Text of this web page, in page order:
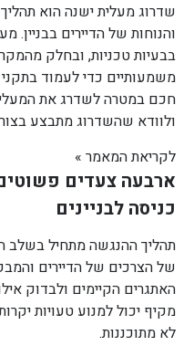
שדרוג מעלית ישנה הוא
והנוחות של הדיירים בבניין.
בבעיות טכניות, ובחלק
משמעותיים כדי לעמוד בתקני
חכם במטרה לשדרג את
ולוודא שהשדרוג מתבצע
לקריאת המאמר »
ארבעה צעדים
כניסה לבניינים
תהליך ההנגשה מתחיל בשלב
של הצרכים של הדיירים
האתגרים הקיימים ולבדוק
מקיף יכול למנוע טעויות
לא מתוכננות.